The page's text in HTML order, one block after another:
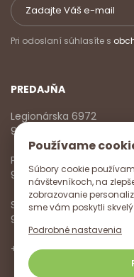
Používame
Súbory cookie
návštevníkoch, na
zobrazovanie
sme vám poskytli skvelý
Podrobné nastavenia
Pri odoslaní súhlasíte s
PREDAJŇA
Legionárska 6972
911 01 Trenčín
Pondelok - Piatok
9:00 - 17:00
Sobota
9:00 - 12:00
+421 918 785 620,+421